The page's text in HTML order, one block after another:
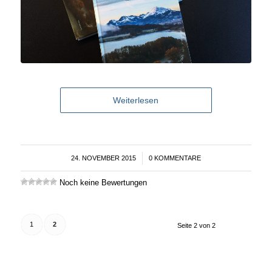
Weiterlesen
24. NOVEMBER 2015
/ 0 KOMMENTARE
Noch keine Bewertungen
Seite 2 von 2
1 2